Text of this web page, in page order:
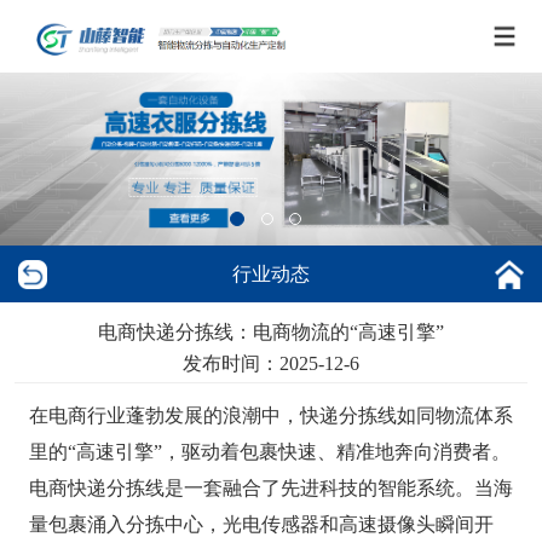
行业动态
电商快递分拣线：电商物流的“高速引擎”
发布时间：2025-12-6
在电商行业蓬勃发展的浪潮中，快递分拣线如同物流体系
里的“高速引擎”，驱动着包裹快速、精准地奔向消费者。
电商快递分拣线是一套融合了先进科技的智能系统。当海
量包裹涌入分拣中心，光电传感器和高速摄像头瞬间开